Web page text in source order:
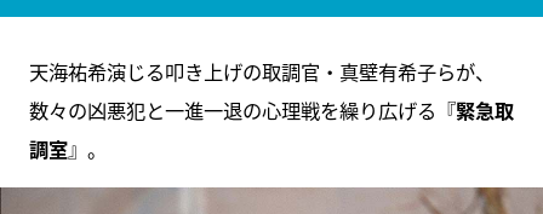
天海祐希演じる叩き上げの取調官・真壁有希子らが、
数々の凶悪犯と一進一退の心理戦を繰り広げる『緊急取
調室』。